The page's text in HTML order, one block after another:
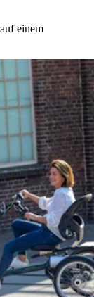
einem